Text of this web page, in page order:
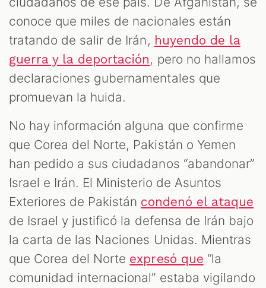
conoce que miles de nacionales están
tratando de salir de Irán, huyendo de la
guerra y la deportación, pero no hallamos
declaraciones gubernamentales que
promuevan la huida.
No hay información alguna que confirme
que Corea del Norte, Pakistán o Yemen
han pedido a sus ciudadanos “abandonar”
Israel e Irán. El Ministerio de Asuntos
Exteriores de Pakistán condenó el ataque
de Israel y justificó la defensa de Irán bajo
la carta de las Naciones Unidas. Mientras
que Corea del Norte expresó que “la
comunidad internacional” estaba vigilando